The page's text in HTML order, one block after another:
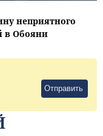
неприятного
в Обояни
Отправить